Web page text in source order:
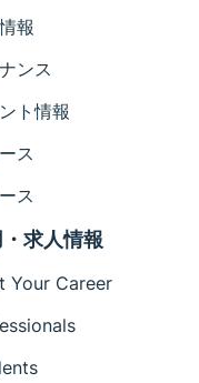
報
ンス
ト情報
ス
ス
求人情報
Your Career